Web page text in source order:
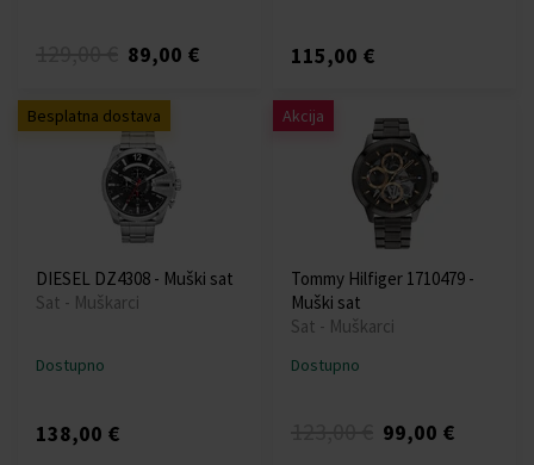
89,00 € 115,00 €
Besplatna dostava
DIESEL DZ4308 - Muški sat
Sat - Muškarci
Dostupno
138,00 €
Akcija
Tommy Hilfiger 1710479 -
Muški sat
Sat - Muškarci
Dostupno
99,00 €